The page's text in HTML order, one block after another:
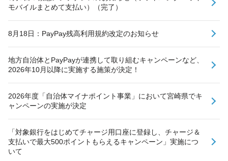
モバイルまとめて支払い）（完了）
8月18日：PayPay残高利用規約改定のお知らせ
地方自治体とPayPayが連携して取り組むキャンペーンなど、
2026年10月以降に実施する施策が決定！
2026年度「自治体マイナポイント事業」において宮崎県でキ
ャンペーンの実施が決定
「対象銀行をはじめてチャージ用口座に登録し、チャージ＆
支払いで最大500ポイントもらえるキャンペーン」実施につ
いて